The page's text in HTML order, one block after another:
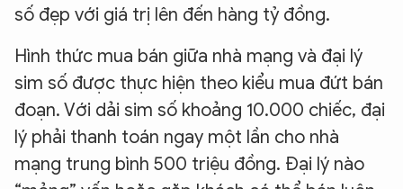
số đẹp với giá trị lên đến hàng tỷ đồng.
Hình thức mua bán giữa nhà mạng và đại lý
sim số được thực hiện theo kiểu mua đứt bán
đoạn. Với dải sim số khoảng 10.000 chiếc, đại
lý phải thanh toán ngay một lần cho nhà
mạng trung bình 500 triệu đồng. Đại lý nào